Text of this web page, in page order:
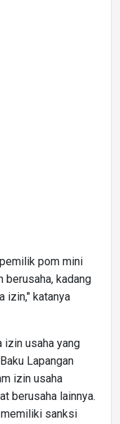
pom mini
berusaha, kadang
izin," katanya
izin usaha yang
Lapangan
izin usaha
berusaha lainnya.
memiliki sanksi